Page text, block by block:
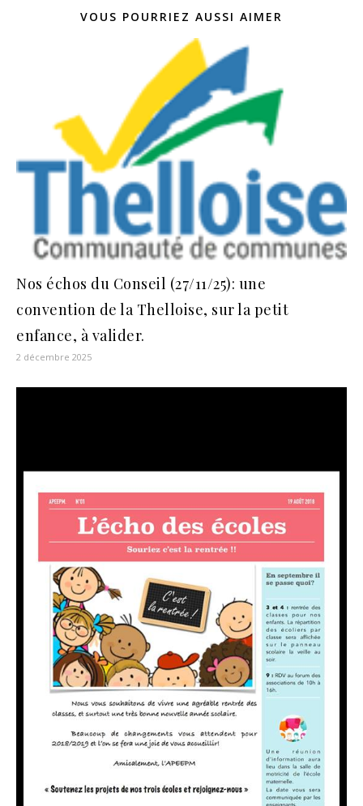
VOUS POURRIEZ AUSSI AIMER
Nos échos du Conseil (27/11/25): une
convention de la Thelloise, sur la petit
enfance, à valider.
2 décembre 2025